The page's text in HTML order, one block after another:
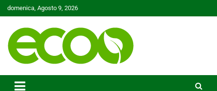
Skip
to
domenica, Agosto 9, 2026
Ecoo.it